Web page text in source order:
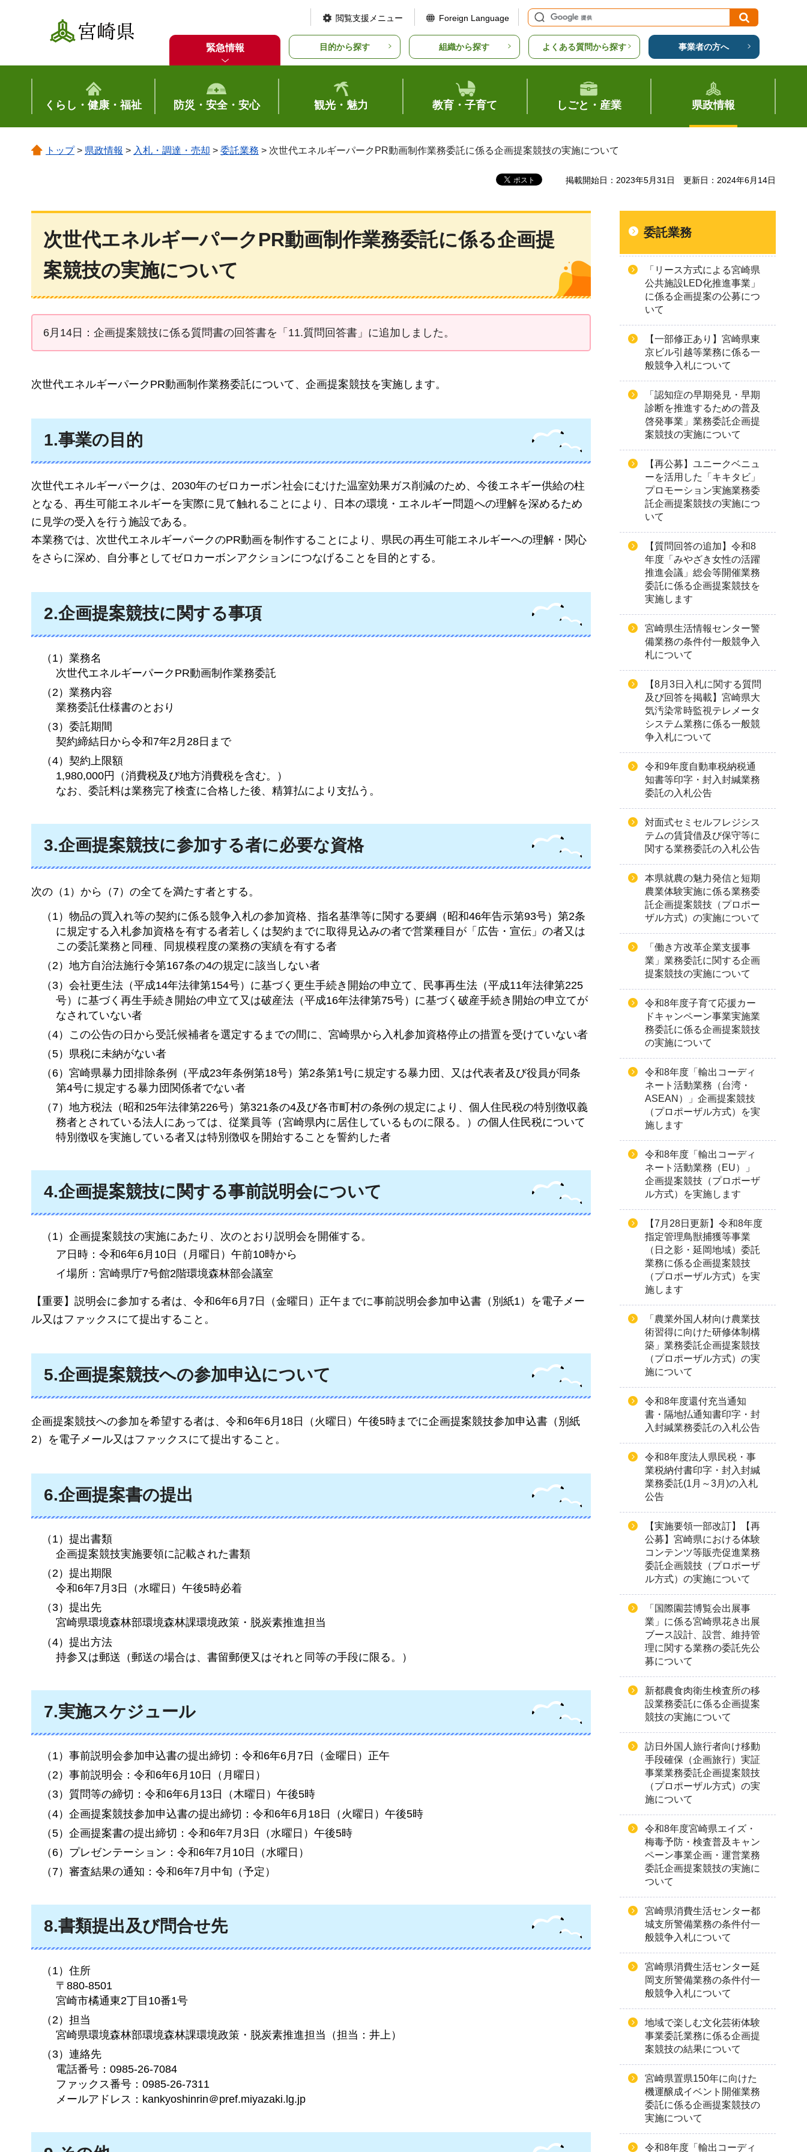
宮崎県
閲覧支援メニュー Foreign Language
緊急情報 目的から探す 組織から探す よくある質問から探す 事業者の方へ
くらし・健康・福祉 防災・安全・安心 観光・魅力 教育・子育て しごと・産業 県政情報
トップ> 県政情報 > 入札・調達・売却 > 委託業務 > 次世代エネルギーパークPR動画制作業務委託に係る企画提案競技の実施について
掲載開始日：2023年5月31日 更新日：2024年6月14日
次世代エネルギーパークPR動画制作業務委託に係る企画提
案競技の実施について
6月14日：企画提案競技に係る質問書の回答書を「11.質問回答書」に追加しました。
次世代エネルギーパークPR動画制作業務委託について、企画提案競技を実施します。
1.事業の目的
次世代エネルギーパークは、2030年のゼロカーボン社会にむけた温室効果ガス削減のため、今後エネギー供給の柱
となる、再生可能エネルギーを実際に見て触れることにより、日本の環境・エネルギー問題への理解を深めるため
に見学の受入を行う施設である。
本業務では、次世代エネルギーパークのPR動画を制作することにより、県民の再生可能エネルギーへの理解・関心
をさらに深め、自分事としてゼロカーボンアクションにつなげることを目的とする。
2.企画提案競技に関する事項
（1）業務名
次世代エネルギーパークPR動画制作業務委託
（2）業務内容
業務委託仕様書のとおり
（3）委託期間
契約締結日から令和7年2月28日まで
（4）契約上限額
1,980,000円（消費税及び地方消費税を含む。）
なお、委託料は業務完了検査に合格した後、精算払により支払う。
3.企画提案競技に参加する者に必要な資格
次の（1）から（7）の全てを満たす者とする。
（1）物品の買入れ等の契約に係る競争入札の参加資格、指名基準等に関する要綱（昭和46年告示第93号）第2条
に規定する入札参加資格を有する者若しくは契約までに取得見込みの者で営業種目が「広告・宣伝」の者又は
この委託業務と同種、同規模程度の業務の実績を有する者
（2）地方自治法施行令第167条の4の規定に該当しない者
（3）会社更生法（平成14年法律第154号）に基づく更生手続き開始の申立て、民事再生法（平成11年法律第225
号）に基づく再生手続き開始の申立て又は破産法（平成16年法律第75号）に基づく破産手続き開始の申立てが
なされていない者
（4）この公告の日から受託候補者を選定するまでの間に、宮崎県から入札参加資格停止の措置を受けていない者
（5）県税に未納がない者
（6）宮崎県暴力団排除条例（平成23年条例第18号）第2条第1号に規定する暴力団、又は代表者及び役員が同条
第4号に規定する暴力団関係者でない者
（7）地方税法（昭和25年法律第226号）第321条の4及び各市町村の条例の規定により、個人住民税の特別徴収義
務者とされている法人にあっては、従業員等（宮崎県内に居住しているものに限る。）の個人住民税について
特別徴収を実施している者又は特別徴収を開始することを誓約した者
4.企画提案競技に関する事前説明会について
（1）企画提案競技の実施にあたり、次のとおり説明会を開催する。
ア日時：令和6年6月10日（月曜日）午前10時から
イ場所：宮崎県庁7号館2階環境森林部会議室
【重要】説明会に参加する者は、令和6年6月7日（金曜日）正午までに事前説明会参加申込書（別紙1）を電子メー
ル又はファックスにて提出すること。
5.企画提案競技への参加申込について
企画提案競技への参加を希望する者は、令和6年6月18日（火曜日）午後5時までに企画提案競技参加申込書（別紙
2）を電子メール又はファックスにて提出すること。
6.企画提案書の提出
（1）提出書類
企画提案競技実施要領に記載された書類
（2）提出期限
令和6年7月3日（水曜日）午後5時必着
（3）提出先
宮崎県環境森林部環境森林課環境政策・脱炭素推進担当
（4）提出方法
持参又は郵送（郵送の場合は、書留郵便又はそれと同等の手段に限る。）
7.実施スケジュール
（1）事前説明会参加申込書の提出締切：令和6年6月7日（金曜日）正午
（2）事前説明会：令和6年6月10日（月曜日）
（3）質問等の締切：令和6年6月13日（木曜日）午後5時
（4）企画提案競技参加申込書の提出締切：令和6年6月18日（火曜日）午後5時
（5）企画提案書の提出締切：令和6年7月3日（水曜日）午後5時
（6）プレゼンテーション：令和6年7月10日（水曜日）
（7）審査結果の通知：令和6年7月中旬（予定）
8.書類提出及び問合せ先
（1）住所
〒880-8501
宮崎市橘通東2丁目10番1号
（2）担当
宮崎県環境森林部環境森林課環境政策・脱炭素推進担当（担当：井上）
（3）連絡先
電話番号：0985-26-7084
ファックス番号：0985-26-7311
メールアドレス：kankyoshinrin＠pref.miyazaki.lg.jp
委託業務
「リース方式による宮崎県
公共施設LED化推進事業」
に係る企画提案の公募につ
いて
【一部修正あり】宮崎県東
京ビル引越等業務に係る一
般競争入札について
「認知症の早期発見・早期
診断を推進するための普及
啓発事業」業務委託企画提
案競技の実施について
【再公募】ユニークベニュ
ーを活用した「キキタビ」
プロモーション実施業務委
託企画提案競技の実施につ
いて
【質問回答の追加】令和8
年度「みやざき女性の活躍
推進会議」総会等開催業務
委託に係る企画提案競技を
実施します
宮崎県生活情報センター警
備業務の条件付一般競争入
札について
【8月3日入札に関する質問
及び回答を掲載】宮崎県大
気汚染常時監視テレメータ
システム業務に係る一般競
争入札について
令和9年度自動車税納税通
知書等印字・封入封緘業務
委託の入札公告
対面式セミセルフレジシス
テムの賃貸借及び保守等に
関する業務委託の入札公告
本県就農の魅力発信と短期
農業体験実施に係る業務委
託企画提案競技（プロポー
ザル方式）の実施について
「働き方改革企業支援事
業」業務委託に関する企画
提案競技の実施について
令和8年度子育て応援カー
ドキャンペーン事業実施業
務委託に係る企画提案競技
の実施について
令和8年度「輸出コーディ
ネート活動業務（台湾・
ASEAN）」企画提案競技
（プロポーザル方式）を実
施します
令和8年度「輸出コーディ
ネート活動業務（EU）」
企画提案競技（プロポーザ
ル方式）を実施します
【7月28日更新】令和8年度
指定管理鳥獣捕獲等事業
（日之影・延岡地域）委託
業務に係る企画提案競技
（プロポーザル方式）を実
施します
「農業外国人材向け農業技
術習得に向けた研修体制構
築」業務委託企画提案競技
（プロポーザル方式）の実
施について
令和8年度還付充当通知
書・隔地払通知書印字・封
入封緘業務委託の入札公告
令和8年度法人県民税・事
業税納付書印字・封入封緘
業務委託(1月～3月)の入札
公告
【実施要領一部改訂】【再
公募】宮崎県における体験
コンテンツ等販売促進業務
委託企画競技（プロポーザ
ル方式）の実施について
「国際園芸博覧会出展事
業」に係る宮崎県花き出展
ブース設計、設営、維持管
理に関する業務の委託先公
募について
新都農食肉衛生検査所の移
設業務委託に係る企画提案
競技の実施について
訪日外国人旅行者向け移動
手段確保（企画旅行）実証
事業業務委託企画提案競技
（プロポーザル方式）の実
施について
令和8年度宮崎県エイズ・
梅毒予防・検査普及キャン
ペーン事業企画・運営業務
委託企画提案競技の実施に
ついて
宮崎県消費生活センター都
城支所警備業務の条件付一
般競争入札について
宮崎県消費生活センター延
岡支所警備業務の条件付一
般競争入札について
地域で楽しむ文化芸術体験
事業委託業務に係る企画提
案競技の結果について
宮崎県置県150年に向けた
機運醸成イベント開催業務
委託に係る企画提案競技の
実施について
令和8年度「輸出コーディ